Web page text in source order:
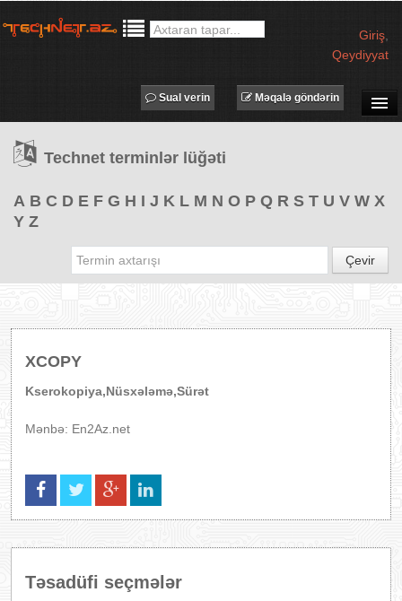
Giriş
Qeydiyyat
TƏDBİRLƏR
PROQRAMLAR
Məqalə göndərin
Sual verin
Technet terminlər lüğəti
A B C D E F G H I J K L M N O P Q R S T U V W X
Y Z
Çevir
XCOPY
Kserokopiya,Nüsxələmə,Sürət
Mənbə: En2Az.net
Təsadüfi seçmələr